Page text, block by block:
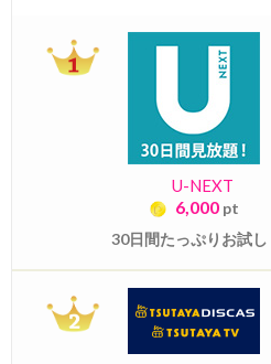
U-NEXT
6,000 pt
30日間たっぷりお試し